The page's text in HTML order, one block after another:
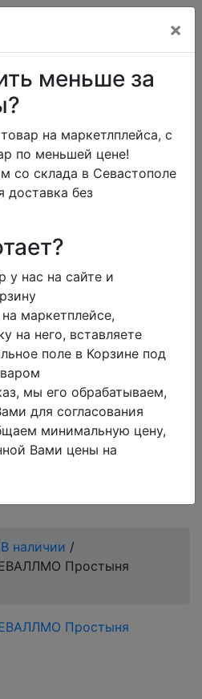
55
Помощь
Сроки доставки
Обмен и возврат
Блог
0
режим работы
работает только по
в базе сайта.
Вы ищите, обратитесь в
В наличии /
Простыня
×
меньше за
на маркетлплейса, с
по меньшей цене!
со склада в Севастополе
доставка без
у нас на сайте и
маркетплейсе,
на него, вставляете
поле в Корзине под
мы его обрабатываем,
для согласования
минимальную цену,
Вами цены на